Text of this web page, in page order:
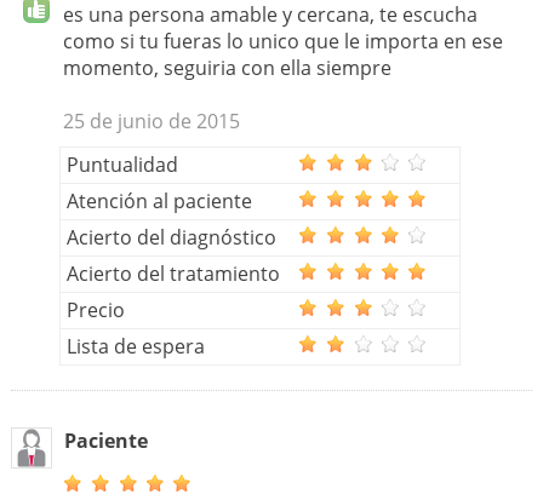
es una persona amable y cercana, te escucha
como si tu fueras lo unico que le importa en ese
momento, seguiria con ella siempre
25 de junio de 2015
Puntualidad
Atención al paciente
Acierto del diagnóstico
Acierto del tratamiento
Precio
Lista de espera
Paciente